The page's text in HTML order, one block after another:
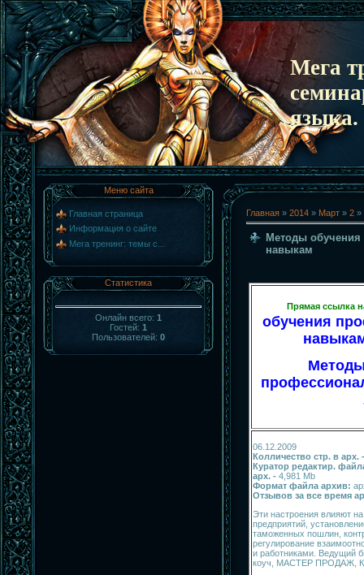
Мега
языка.
Меню сайта
Главная страница
Информация о сайте
Мега тренинг: темы с...
Статистика
Онлайн всего: 1
Гостей: 1
Пользователей: 0
Главная » 2014 » Март » 2 »
Методы
навыкам
Прямая ссылка
обучения
06.12.2009
Колличество стр. в арх. -
Куратор редактир.
арх. - 4,981 Mb
Формат файла архив:
Отзывов за все время
Эти настроения влияют
предприятий,
таможенных пошлин,
регулирование
и работниками. Ведущий
коуч, МАСТЕР ПРОДАЖ,